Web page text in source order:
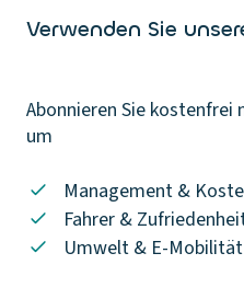
Verwenden Sie
Abonnieren Sie kostenfrei
um
Management &
Fahrer &
Umwelt & E-Mobilität